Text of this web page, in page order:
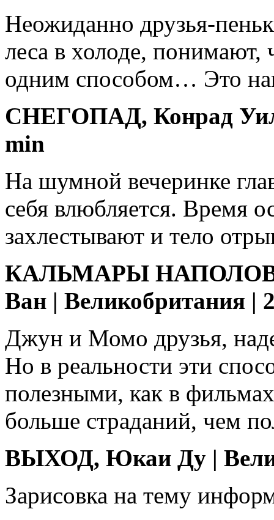
Неожиданно друзья-
леса в холоде, понимают,
одним способом… Это
СНЕГОПАД, Конрад
min
На шумной вечеринке
себя влюбляется. Время
захлестывают и тело
КАЛЬМАРЫ
Ван | Великобритания |
Джун и Момо друзья,
Но в реальности эти
полезными, как в
больше страданий, чем
ВЫХОД, Юкаи Ду |
Зарисовка на тему